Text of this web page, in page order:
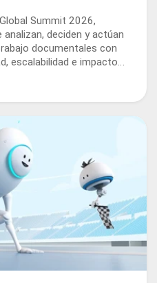
Summit 2026,
deciden y actúan
documentales con
escalabilidad e impacto